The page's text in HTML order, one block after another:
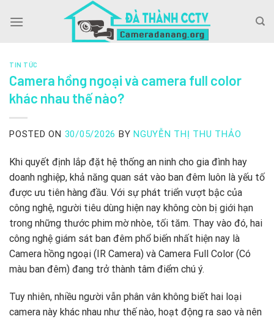
TIN TỨC
Camera hồng ngoại và camera full color
khác nhau thế nào?
POSTED ON 30/05/2026 BY NGUYỄN THỊ THU THẢO
Khi quyết định lắp đặt hệ thống an ninh cho gia đình hay
doanh nghiệp, khả năng quan sát vào ban đêm luôn là yếu tố
được ưu tiên hàng đầu. Với sự phát triển vượt bậc của
công nghệ, người tiêu dùng hiện nay không còn bị giới hạn
trong những thước phim mờ nhòe, tối tăm. Thay vào đó, hai
công nghệ giám sát ban đêm phổ biến nhất hiện nay là
Camera hồng ngoại (IR Camera) và Camera Full Color (Có
màu ban đêm) đang trở thành tâm điểm chú ý.
Tuy nhiên, nhiều người vẫn phân vân không biết hai loại
camera này khác nhau như thế nào, hoạt động ra sao và nên